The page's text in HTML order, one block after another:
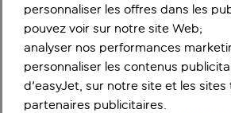
personnaliser les offres dans les
pouvez voir sur notre site Web;
analyser nos performances
personnaliser les contenus
d'easyJet, sur notre site et les sites
partenaires publicitaires.